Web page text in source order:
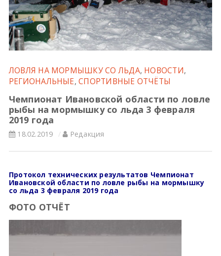
ЛОВЛЯ НА МОРМЫШКУ СО ЛЬДА, НОВОСТИ,
РЕГИОНАЛЬНЫЕ,СПОРТИВНЫЕ ОТЧЁТЫ
Чемпионат Ивановской области по ловле
рыбы на мормышку со льда 3 февраля
2019 года
18.02.2019 Редакция
Протокол технических результатов Чемпионат
Ивановской области по ловле рыбы на мормышку
со льда 3 февраля 2019 года
ФОТО ОТЧЁТ
Всероссийские правила
Судейские документы